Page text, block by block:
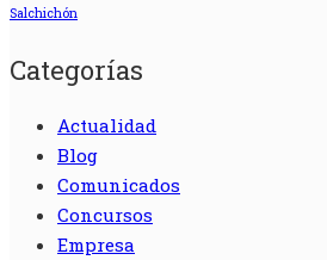
Salchichón
Categorías
Actualidad
Blog
Comunicados
Concursos
Empresa